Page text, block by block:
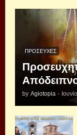
ΠΡΟΣΕΥΧΈΣ
by Agiotopia -